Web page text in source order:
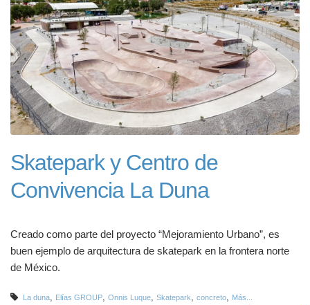
Skatepark y Centro de
Convivencia La Duna
Creado como parte del proyecto “Mejoramiento Urbano”, es
buen ejemplo de arquitectura de skatepark en la frontera norte
de México.
La duna Elías GROUP Onnis Luque Skatepark concreto Más...